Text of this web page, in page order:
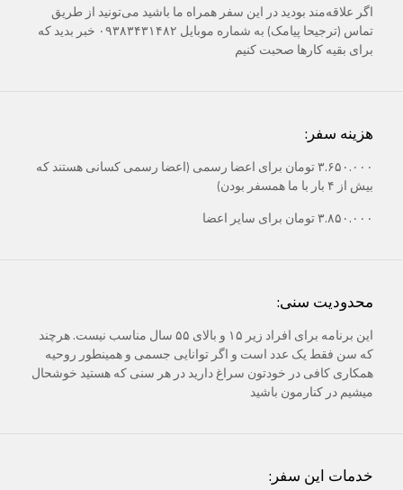
اگر علاقه‌مند بودید در این سفر همراه ما باشید می‌تونید از طریق
تماس (ترجیحا پیامک) به شماره موبایل ۰۹۳۸۳۴۳۱۴۸۲ خبر بدید که
برای بقیه کارها صحبت کنیم
هزینه سفر:
۳.۶۵۰.۰۰۰ تومان برای اعضا رسمی (اعضا رسمی کسانی هستند که
بیش از ۴ بار با ما همسفر بودن)
۳.۸۵۰.۰۰۰ تومان برای سایر اعضا
محدودیت سنی:
این برنامه برای افراد زیر ۱۵ و بالای ۵۵ سال مناسب نیست. هرچند
که سن فقط یک عدد است و اگر توانایی جسمی و همینطور روحیه
همکاری کافی در خودتون سراغ دارید در هر سنی که هستید خوشحال
میشیم در کنارمون باشید
خدمات این سفر: